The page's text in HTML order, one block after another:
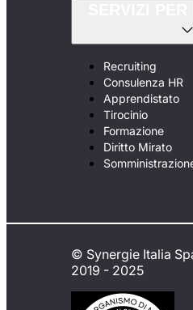
Recruiting
Consulenza HR
Apprendistato
Tirocinio
Formazione
Diritto Mirato
© Synergie Italia
2019 - 2025